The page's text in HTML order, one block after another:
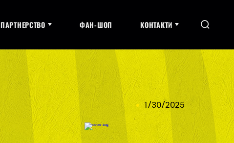
ПАРТНЕРСТВО ФАН-ШОП КОНТАКТИ
1/30/2025